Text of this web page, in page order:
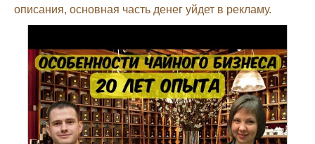
описания, основная часть денег уйдет в рекламу.